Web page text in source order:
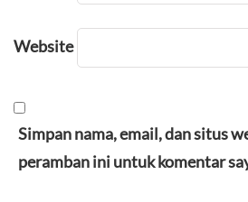
Website
Simpan nama, email, dan situs
peramban ini untuk komentar